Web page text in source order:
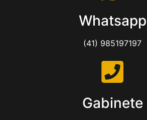
Whatsapp
(41) 985197197
Gabinete